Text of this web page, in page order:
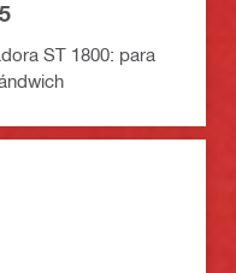
ST 1800: para